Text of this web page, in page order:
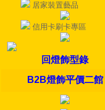
居家裝置藝品
信用卡刷卡專區
回燈飾型錄
B2B燈飾平價二館